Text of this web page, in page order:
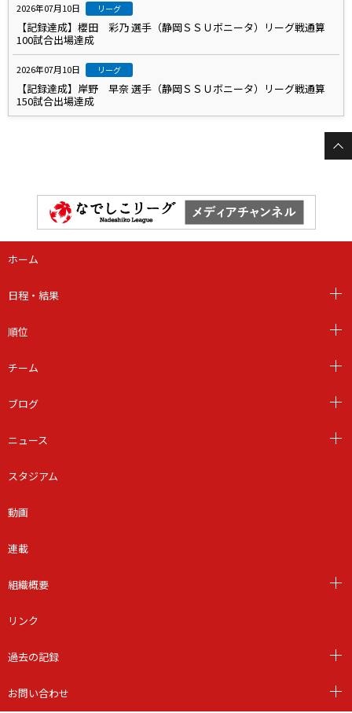
2026年07月10日 リーグ
【記録達成】櫻田 彩乃 選手（静岡ＳＳＵボニータ）リーグ戦通算
100試合出場達成
2026年07月10日 リーグ
【記録達成】岸野 早奈 選手（静岡ＳＳＵボニータ）リーグ戦通算
150試合出場達成
ホーム
日程・結果
順位
チーム
ブログ
ニュース
スタジアム
動画
連載
組織概要
リンク
過去の記録
お問い合わせ